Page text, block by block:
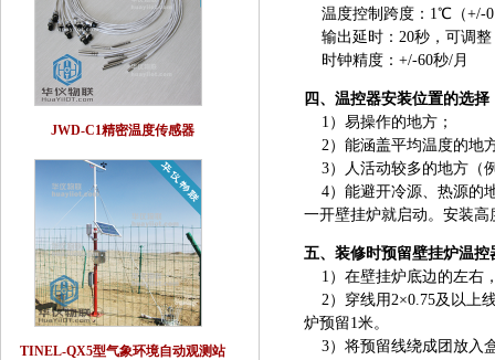
温度控制跨度：1℃（+/-
输出延时：20秒，可调整
时钟精度：+/-60秒/月
四、 温控器安装位置的选择
1）易操作的地方；
2）能涵盖平均温度的地
3）人活动较多的地方（
4）能避开冷源、热源的
一开壁挂炉就启动。安装
五、 装修时预留壁挂炉温控
1）在壁挂炉底边的左右
2）穿线用2×0.75及以上
炉预留1米。
3）将预留线绕成团放入
JWD-C1精密温度传感器
TINEL-QX5型气象环境自动观测站